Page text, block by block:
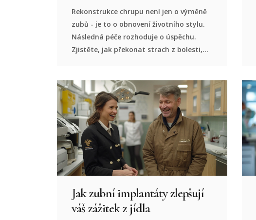
Rekonstrukce chrupu není jen o výměně
zubů - je to o obnovení životního stylu.
Následná péče rozhoduje o úspěchu.
Zjistěte, jak překonat strach z bolesti,
Jak zubní implantáty zlepšují
váš zážitek z jídla